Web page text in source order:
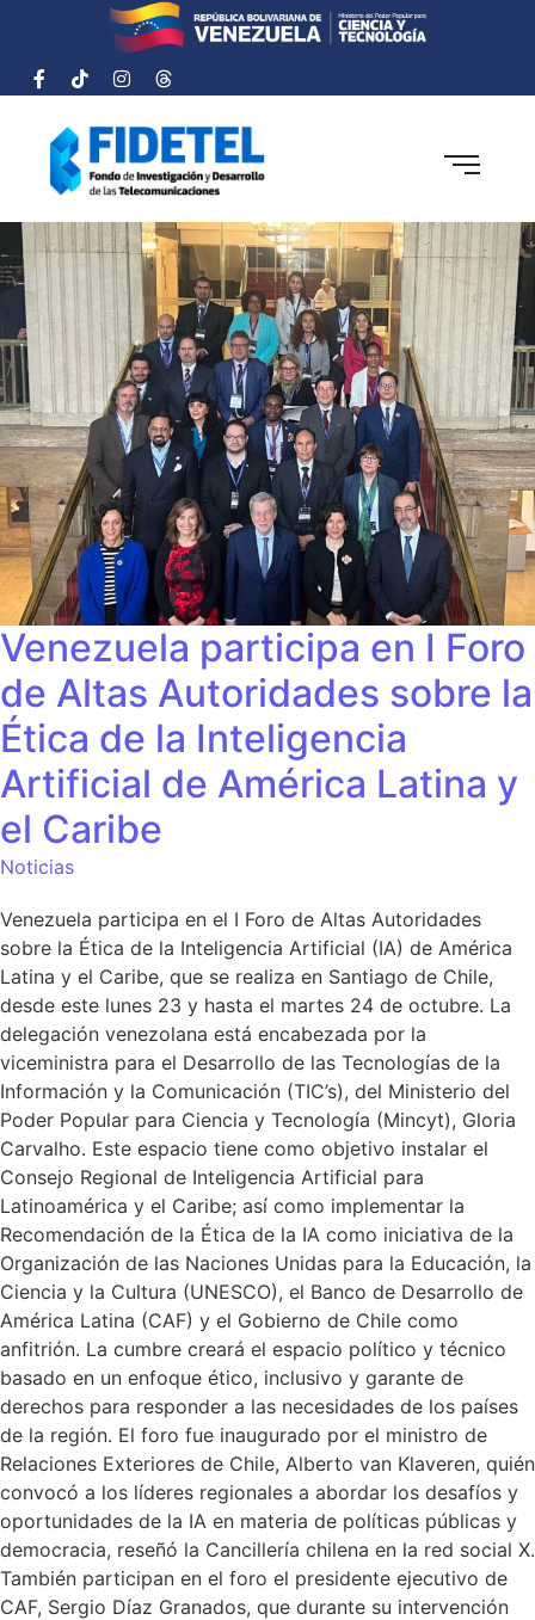
Venezuela participa en I Foro
de Altas Autoridades sobre la
Ética de la Inteligencia
Artificial de América Latina y
el Caribe
Noticias
Venezuela participa en el I Foro de Altas Autoridades
sobre la Ética de la Inteligencia Artificial (IA) de América
Latina y el Caribe, que se realiza en Santiago de Chile,
desde este lunes 23 y hasta el martes 24 de octubre. La
delegación venezolana está encabezada por la
viceministra para el Desarrollo de las Tecnologías de la
Información y la Comunicación (TIC’s), del Ministerio del
Poder Popular para Ciencia y Tecnología (Mincyt), Gloria
Carvalho. Este espacio tiene como objetivo instalar el
Consejo Regional de Inteligencia Artificial para
Latinoamérica y el Caribe; así como implementar la
Recomendación de la Ética de la IA como iniciativa de la
Organización de las Naciones Unidas para la Educación, la
Ciencia y la Cultura (UNESCO), el Banco de Desarrollo de
América Latina (CAF) y el Gobierno de Chile como
anfitrión. La cumbre creará el espacio político y técnico
basado en un enfoque ético, inclusivo y garante de
derechos para responder a las necesidades de los países
de la región. El foro fue inaugurado por el ministro de
Relaciones Exteriores de Chile, Alberto van Klaveren, quién
convocó a los líderes regionales a abordar los desafíos y
oportunidades de la IA en materia de políticas públicas y
democracia, reseñó la Cancillería chilena en la red social X.
También participan en el foro el presidente ejecutivo de
CAF, Sergio Díaz Granados, que durante su intervención